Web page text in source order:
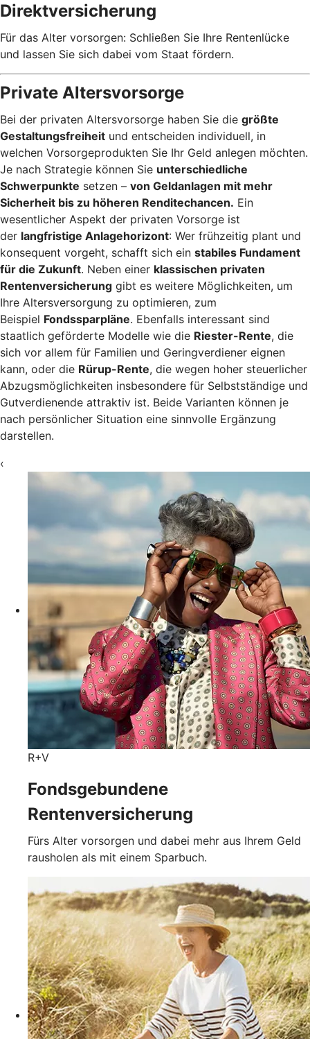
Direktversicherung
Für das Alter vorsorgen: Schließen Sie Ihre Rentenlücke
und lassen Sie sich dabei vom Staat fördern.
Private Altersvorsorge
Bei der privaten Altersvorsorge haben Sie die größte
Gestaltungsfreiheit und entscheiden individuell, in
welchen Vorsorgeprodukten Sie Ihr Geld anlegen möchten.
Je nach Strategie können Sie unterschiedliche
Schwerpunkte setzen – von Geldanlagen mit mehr
Sicherheit bis zu höheren Renditechancen. Ein
wesentlicher Aspekt der privaten Vorsorge ist
der langfristige Anlagehorizont: Wer frühzeitig plant und
konsequent vorgeht, schafft sich ein stabiles Fundament
für die Zukunft. Neben einer klassischen privaten
Rentenversicherung gibt es weitere Möglichkeiten, um
Ihre Altersversorgung zu optimieren, zum
Beispiel Fondssparpläne. Ebenfalls interessant sind
staatlich geförderte Modelle wie die Riester-Rente, die
sich vor allem für Familien und Geringverdiener eignen
kann, oder die Rürup-Rente, die wegen hoher steuerlicher
Abzugsmöglichkeiten insbesondere für Selbstständige und
Gutverdienende attraktiv ist. Beide Varianten können je
nach persönlicher Situation eine sinnvolle Ergänzung
darstellen.
‹
R+V
Fondsgebundene
Rentenversicherung
Fürs Alter vorsorgen und dabei mehr aus Ihrem Geld
rausholen als mit einem Sparbuch.